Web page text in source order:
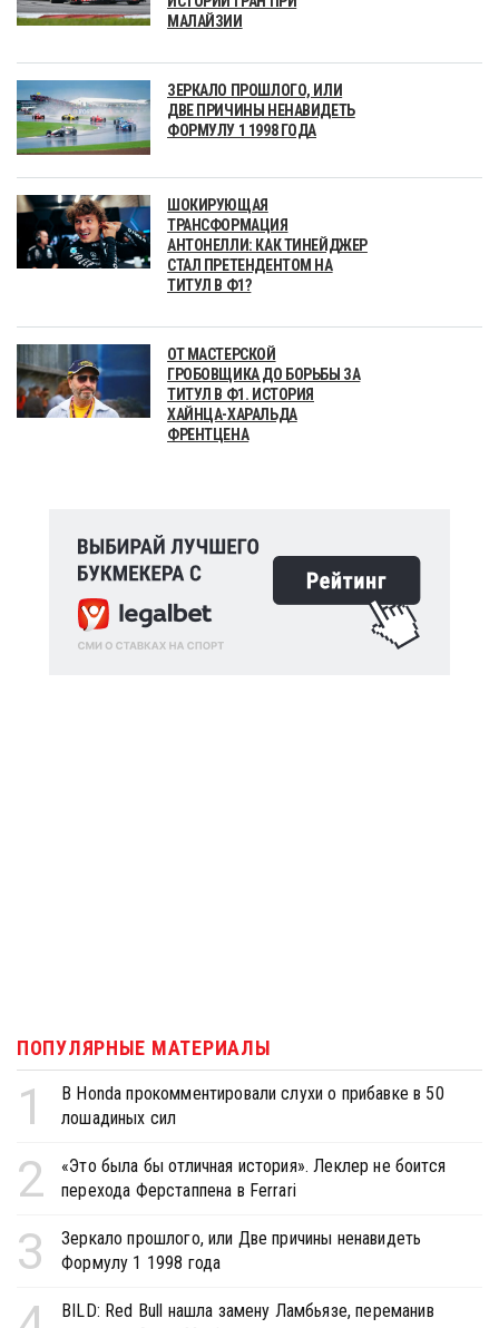
МАЛАЙЗИИ
ЗЕРКАЛО ПРОШЛОГО, ИЛИ
ДВЕ ПРИЧИНЫ НЕНАВИДЕТЬ
ФОРМУЛУ 1 1998 ГОДА
ШОКИРУЮЩАЯ
ТРАНСФОРМАЦИЯ
АНТОНЕЛЛИ: КАК ТИНЕЙДЖЕР
СТАЛ ПРЕТЕНДЕНТОМ НА
ТИТУЛ В Ф1?
ОТ МАСТЕРСКОЙ
ГРОБОВЩИКА ДО БОРЬБЫ ЗА
ТИТУЛ В Ф1. ИСТОРИЯ
ХАЙНЦА-ХАРАЛЬДА
ФРЕНТЦЕНА
ПОПУЛЯРНЫЕ МАТЕРИАЛЫ
1
В Honda прокомментировали слухи о прибавке в 50
лошадиных сил
2
«Это была бы отличная история». Леклер не боится
перехода Ферстаппена в Ferrari
3
Зеркало прошлого, или Две причины ненавидеть
Формулу 1 1998 года
BILD: Red Bull нашла замену Ламбьязе, переманив